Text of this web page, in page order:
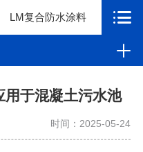
LM复合防水涂料
用于混凝土污水池
时间：2025-05-24